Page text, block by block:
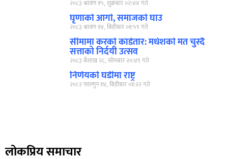
२०८३ श्रावण १५, शुक्रबार ०२:४४ गते
घृणाको आगो, समाजको घाउ
२०८३ श्रावण १४, बिहीबार ०१:५९ गते
सीमामा करको काँडेतार: मधेशको मत चुस्दै
सत्ताको निर्दयी उत्सव
२०८३ बैशाख २८, सोमबार २०:४९ गते
निर्णयको घडीमा राष्ट्र
२०८२ फाल्गुन १४, बिहीबार ०१:२२ गते
लोकप्रिय समाचार